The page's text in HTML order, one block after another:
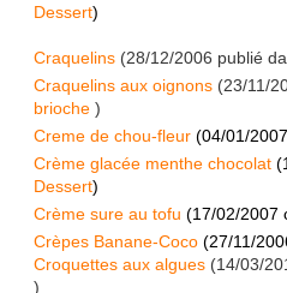
Dessert)
Craquelins (28/12/2006 publié
Craquelins aux oignons (23/11/
brioche )
Creme de chou-fleur (04/01/2007
Crème glacée menthe chocolat (
Dessert)
Crème sure au tofu (17/02/2007
Crèpes Banane-Coco (27/11/
Croquettes aux algues (14/03/
)